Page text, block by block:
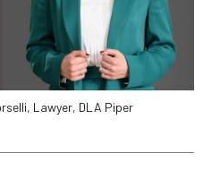
Lawyer, DLA Piper